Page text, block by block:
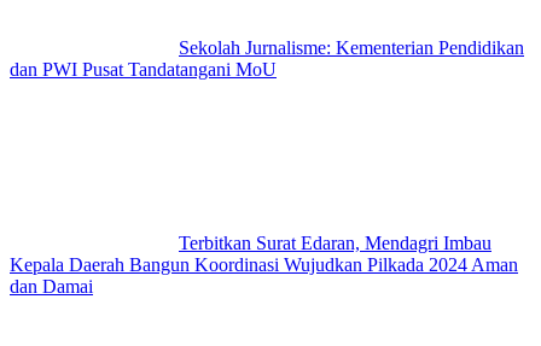
Sekolah Jurnalisme: Kementerian Pendidikan
dan PWI Pusat Tandatangani MoU
Terbitkan Surat Edaran, Mendagri Imbau
Kepala Daerah Bangun Koordinasi Wujudkan Pilkada 2024 Aman
dan Damai